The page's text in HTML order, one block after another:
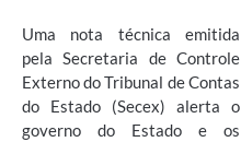
Uma nota técnica emitida
pela Secretaria de Controle
Externo do Tribunal de Contas
do Estado (Secex) alerta o
governo do Estado e os